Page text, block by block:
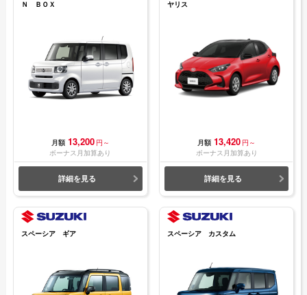
Ｎ ＢＯＸ
月額 13,200 円～
ボーナス月加算あり
詳細を見る
ヤリス
月額 13,420 円～
ボーナス月加算あり
詳細を見る
スペーシア ギア スペーシア カスタム